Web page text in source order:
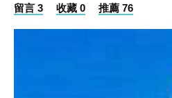
留言 3 收藏 0 推薦 76